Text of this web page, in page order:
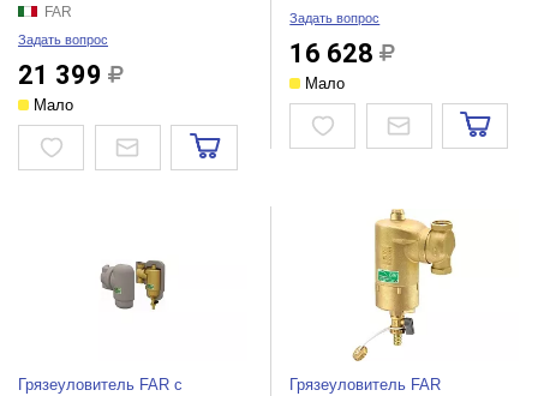
FAR
Задать вопрос
21 399
Мало
Задать вопрос
16 628
Мало
Грязеуловитель FAR с
Грязеуловитель FAR